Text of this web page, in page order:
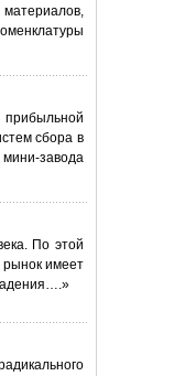
материалов,
прибыльной
сбора в
завода
По этой
рынок имеет